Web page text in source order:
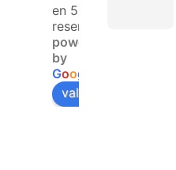
en 53
reseñas.
powered
by
Goog
valóranos en